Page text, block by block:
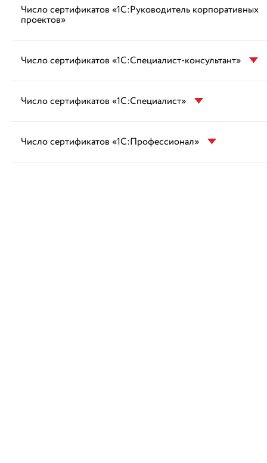
Число сертификатов «1С:Руководитель корпоративных
проектов»
Число сертификатов «1С:Специалист-консультант»
Число сертификатов «1С:Специалист»
Число сертификатов «1С:Профессионал»